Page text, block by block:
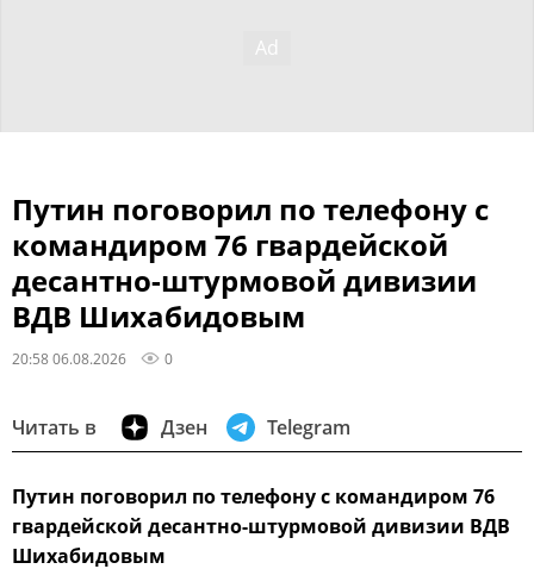
Путин поговорил по телефону с
командиром 76 гвардейской
десантно-штурмовой дивизии
ВДВ Шихабидовым
20:58 06.08.2026 0
Читать в Дзен Telegram
Путин поговорил по телефону с командиром 76
гвардейской десантно-штурмовой дивизии ВДВ
Шихабидовым